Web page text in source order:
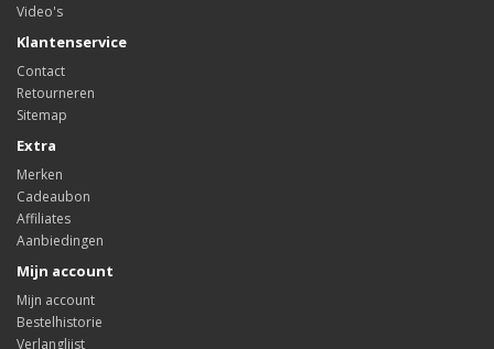
Video's
Klantenservice
Contact
Retourneren
Sitemap
Extra
Merken
Cadeaubon
Affiliates
Aanbiedingen
Mijn account
Mijn account
Bestelhistorie
Verlanglijst